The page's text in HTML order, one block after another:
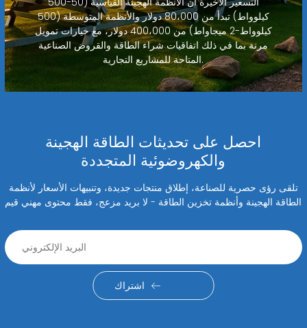
كيلوواط) تبدأ من 80،000 دولار والأنظمة المتوسطة (500
كيلوواط-2 ميجاواط) من 400،000 دولار، مع خيارات تمويل
مرنة بما في ذلك اتفاقيات شراء الطاقة والقروض الصناعية
المتاحة للمشاريع التجارية.
احصل على تحديثات الطاقة الهجينة
والكهروضوئية المتجددة
تلقى رؤى حصرية للصناعة، إطلاق منتجات جديدة، وتنبيهات الأسعار لأنظمة
الطاقة الهجينة وأنظمة تخزين الطاقة - لا بريد مزعج، فقط محتوى مهني قيم
اشتراك